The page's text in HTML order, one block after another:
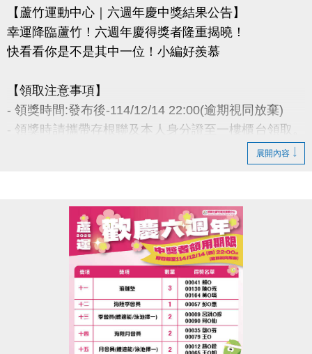
【蘆竹運動中心｜六週年慶中獎結果公告】
幸運降臨蘆竹！六週年慶得獎者隆重揭曉！
快看看你是不是其中一位！小編好羨慕
【領取注意事項】
- 領獎時間:發布後-114/12/14 22:00(逾期視同放棄)
- 領獎時請攜帶存根聯及本人身分證至一樓櫃台領取。
若無法親領，代領者亦需攜帶存根聯、中獎者身分
- 會員卡獎項領取日即為開卡日，會員資格當日起開始
生效，恕無法延後使用。
- 課程抵用金$1500及場地抵用金$500，皆不可分次使
用，進行折抵後，由櫃檯收回。
- 若使用課程折抵金報課，該課程有未開課成功之情
況，不得退費折換現金，但可轉班至有開課成功之課
展開內容